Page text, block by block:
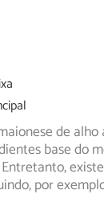
de
base do
por